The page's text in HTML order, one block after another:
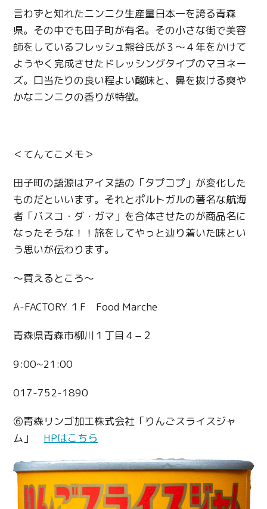
言わずと知れたニンニク生産量日本一を誇る青森
県。その中でも田子町が有名。その小さな街で美容
師をしているフレッシュ熊谷氏が３～４年をかけて
ようやく完成させたドレッシングタイプのマヨネー
ズ。口当たりの良い程よい酸味と、鼻を抜ける爽や
かなニンニクの香りが特徴。
＜てんてこメモ＞
田子町の語源はアイヌ語の「タプコプ」が変化した
ものだといいます。それとポルトガルの著名な航海
者「バスコ・ダ・ガマ」を合体させたのが商品名に
なったそうな！！旅をしてやっと辿り着いた味とい
う思いが伝わります。
〜買えるところ〜
A-FACTORY １F Food Marche
青森県青森市柳川１丁目４−２
9:00~21:00
017-752-1890
⑥青森リンゴ加工株式会社「りんごスライスジャ
ム」 HPはこちら